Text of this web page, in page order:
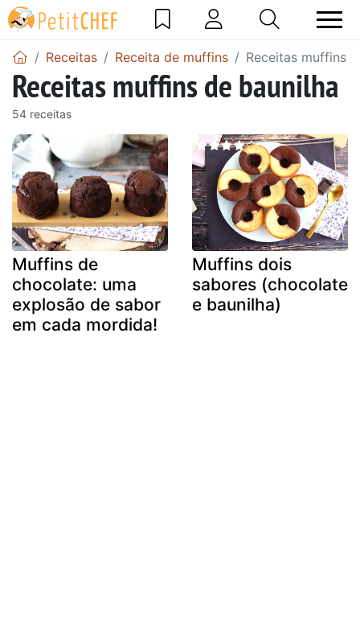
Receitas Receita de muffins Receitas muffins
Receitas muffins de baunilha
54 receitas
Muffins de
chocolate: uma
explosão de sabor
em cada mordida!
Muffins dois
sabores (chocolate
e baunilha)